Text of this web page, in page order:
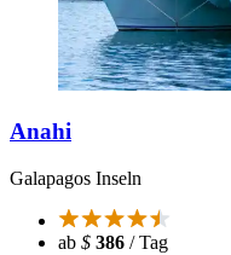
Anahi
Galapagos Inseln
ab $ 386 / Tag